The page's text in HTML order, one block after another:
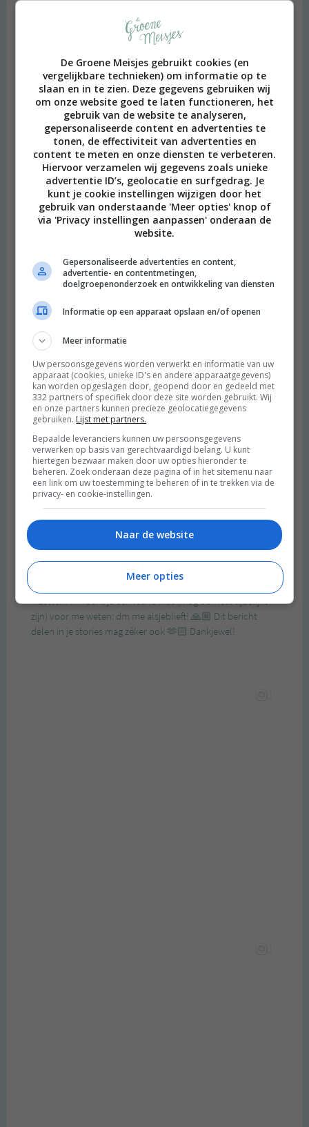
De Groene Meisjes gebruikt cookies (en
vergelijkbare technieken) om informatie op te
slaan en in te zien. Deze gegevens gebruiken wij
om onze website goed te laten functioneren, het
gebruik van de website te analyseren,
gepersonaliseerde content en advertenties te
tonen, de effectiviteit van advertenties en
content te meten en onze diensten te verbeteren.
Hiervoor verzamelen wij gegevens zoals unieke
advertentie ID’s, geolocatie en surfgedrag. Je
kunt je cookie instellingen wijzigen door het
gebruik van onderstaande 'Meer opties' knop of
via 'Privacy instellingen aanpassen' onderaan de
website.
Gepersonaliseerde advertenties en content,
advertentie- en contentmetingen,
doelgroepenonderzoek en ontwikkeling van diensten
Informatie op een apparaat opslaan en/of openen
Meer informatie
Uw persoonsgegevens worden verwerkt en informatie van uw
apparaat (cookies, unieke ID's en andere apparaatgegevens)
kan worden opgeslagen door, geopend door en gedeeld met
332 partners of specifiek door deze site worden gebruikt. Wij
en onze partners kunnen precieze geolocatiegegevens
gebruiken. Lijst met partners.
Bepaalde leveranciers kunnen uw persoonsgegevens
verwerken op basis van gerechtvaardigd belang. U kunt
hiertegen bezwaar maken door uw opties hieronder te
beheren. Zoek onderaan deze pagina of in het sitemenu naar
een link om uw toestemming te beheren of in te trekken via de
privacy- en cookie-instellingen.
Naar de website
Meer opties